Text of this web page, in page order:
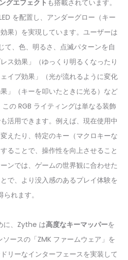
グエフェクト も搭載されています。
を配置し、アンダーグロー（キー
果）を実現しています。ユーザーは
て、色、明るさ、点滅パターンを自
ス効果」（ゆっくり明るくなったり
イブ効果」（光が流れるように変化
」（キーを叩いたときに光る）など
の RGB ライティングは単なる装飾
活用できます。例えば、現在使用中
えたり、特定のキー（マクロキーな
ることで、操作性を向上させること
ンでは、ゲームの世界観に合わせた
で、より没入感のあるプレイ体験を
られます。
に、Zythe は高度なキーマッパーを
ースの「ZMK ファームウェア」を
リーなインターフェースを実装して